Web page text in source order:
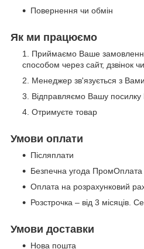
Повернення чи обмін
Як ми працюємо
Приймаємо Ваше
способом через сайт, дзвінок
Менеджер зв'язується з
Відправляємо Вашу
Отримуєте товар
Умови оплати
Післяплати
Безпечна угода ПромОплата
Оплата на розрахунковий
Розстрочка – від 3 місяців.
Умови доставки
Нова пошта